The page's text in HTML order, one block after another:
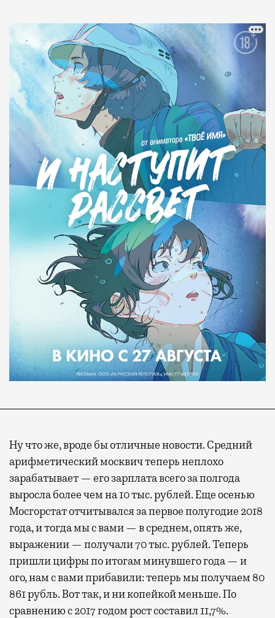
Ну что же, вроде бы отличные новости. Средний
арифметический москвич теперь неплохо
зарабатывает — его зарплата всего за полгода
выросла более чем на 10 тыс. рублей. Еще осенью
Мосгорстат отчитывался за первое полугодие 2018
года, и тогда мы с вами — в среднем, опять же,
выражении — получали 70 тыс. рублей. Теперь
пришли цифры по итогам минувшего года — и
ого, нам с вами прибавили: теперь мы получаем 80
861 рубль. Вот так, и ни копейкой меньше. По
сравнению с 2017 годом рост составил 11,7%.